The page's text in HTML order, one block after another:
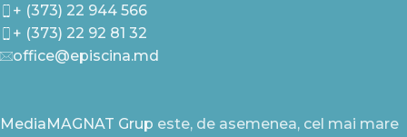
+ (373) 22 944 566
+ (373) 22 92 81 32
office@episcina.md
MediaMAGNAT Grup este, de asemenea, cel mai mare